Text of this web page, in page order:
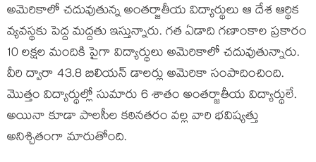
అమెరికాలో చదువుతున్న అంతర్జాతీయ విద్యార్థులు ఆ దేశ ఆర్థిక
వ్యవస్థకు పెద్ద మద్దతు ఇస్తున్నారు. గత ఏడాది గణాంకాల ప్రకారం
10 లక్షల మందికి పైగా విద్యార్థులు అమెరికాలో చదువుతున్నారు.
వీరి ద్వారా 43.8 బిలియన్‌ డాలర్లు అమెరికా సంపాదించింది.
మొత్తం విద్యార్థుల్లో సుమారు 6 శాతం అంతర్జాతీయ విద్యార్థులే.
అయినా కూడా పాలసీల కఠినతరం వల్ల వారి భవిష్యత్తు
అనిశ్చితంగా మారుతోంది.